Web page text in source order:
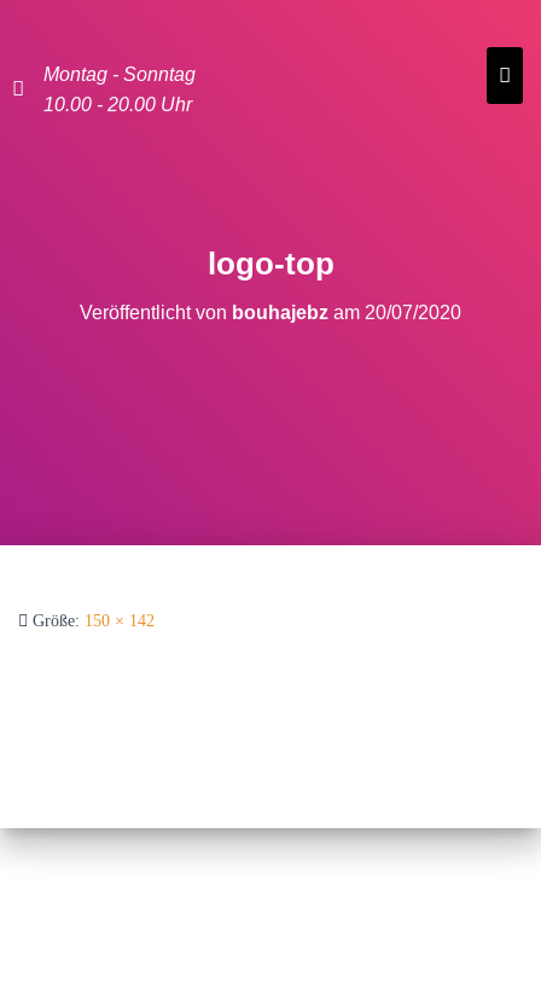
Montag - Sonntag
10.00 - 20.00 Uhr
logo-top
Veröffentlicht von bouhajebz am 20/07/2020
Größe: 150 × 142